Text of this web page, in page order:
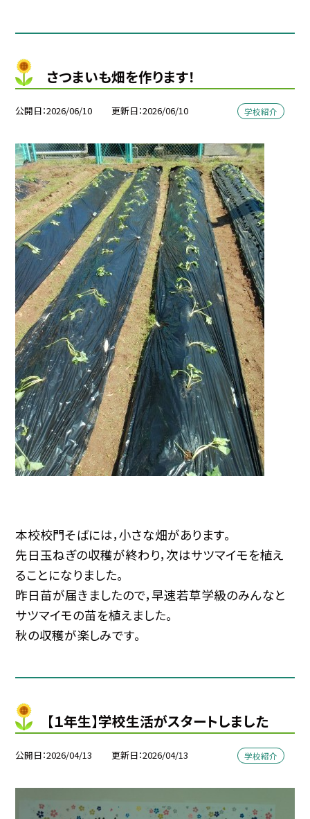
さつまいも畑を作ります！
公開日 2026/06/10 更新日 2026/06/10 学校紹介
本校校門そばには，小さな畑があります。
先日玉ねぎの収穫が終わり，次はサツマイモを植え
ることになりました。
昨日苗が届きましたので，早速若草学級のみんなと
サツマイモの苗を植えました。
秋の収穫が楽しみです。
【１年生】学校生活がスタートしました
公開日 2026/04/13 更新日 2026/04/13 学校紹介